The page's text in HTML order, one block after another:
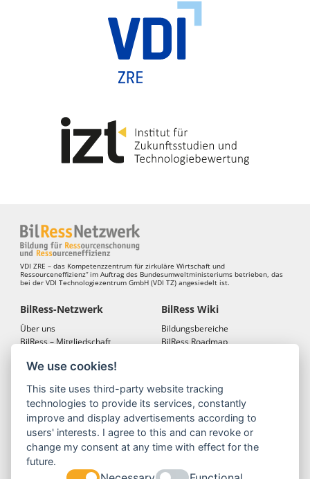
We use cookies!
This site uses third-party website tracking
technologies to provide its services, constantly
improve and display advertisements according to
users' interests. I agree to this and can revoke or
change my consent at any time with effect for the
future.
VDI ZRE – das Kompetenzzentrum für zirkuläre Wirtschaft und
Ressourceneffizienz“ im Auftrag des Bundesumweltministeriums betrieben, das
bei der VDI Technologiezentrum GmbH (VDI TZ) angesiedelt ist.
BilRess-Netzwerk
Über uns
BilRess – Mitgliedschaft
BilRess Wiki
Bildungsbereiche
BilRess Roadmap
BilRess Module
Jugend forscht
Reallabor
Lernspiele
Außerschulische
Ressourcenbildung
Projekte
BilRess-Projekt
LehrRess
RessKoRo
BilRess II